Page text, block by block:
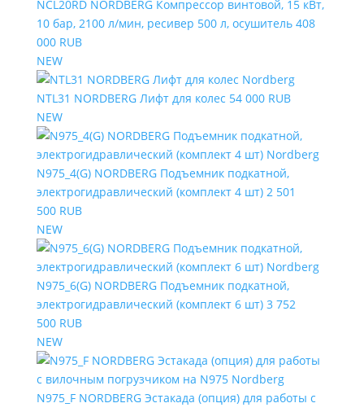
NCL20RD NORDBERG Компрессор винтовой, 15 кВт,
10 бар, 2100 л/мин, ресивер 500 л, осушитель 408
000 RUB
NEW
NTL31 NORDBERG Лифт для колес 54 000 RUB
NEW
N975_4(G) NORDBERG Подъемник подкатной,
электрогидравлический (комплект 4 шт) 2 501
500 RUB
NEW
N975_6(G) NORDBERG Подъемник подкатной,
электрогидравлический (комплект 6 шт) 3 752
500 RUB
NEW
N975_F NORDBERG Эстакада (опция) для работы с